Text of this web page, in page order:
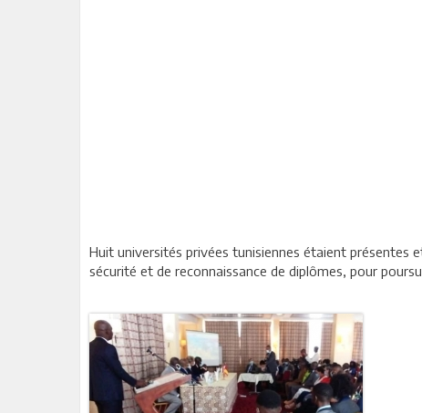
Huit universités privées tunisiennes étaient présentes
sécurité et de reconnaissance de diplômes, pour